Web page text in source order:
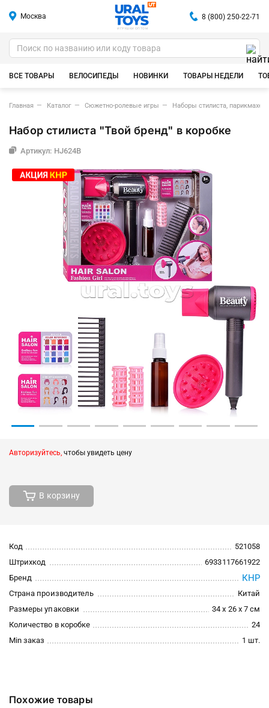
Москва
ИГРУШКИ ОПТОМ
8 (800) 250-22-71
ВСЕ ТОВАРЫ ВЕЛОСИПЕДЫ НОВИНКИ ТОВАРЫ НЕДЕЛИ
Главная Каталог Сюжетно-ролевые игры Наборы стилиста, парикмахера
Набор стилиста "Твой бренд" в коробке
Артикул: HJ624B
Авторизуйтесь, чтобы увидеть цену
В корзину
Код
521058
Штрихкод
6933117661922
Бренд
КНР
Страна производитель
Китай
Размеры упаковки
34 x 26 x 7 см
Количество в коробке
24
Min заказ
1 шт.
Похожие товары